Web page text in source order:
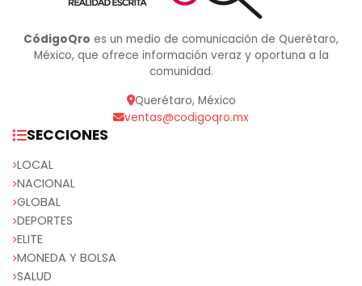
CódigoQro es un medio de comunicación de Querétaro,
México, que ofrece información veraz y oportuna a la
comunidad.
Querétaro, México
ventas@codigoqro.mx
SECCIONES
LOCAL
NACIONAL
GLOBAL
DEPORTES
ELITE
MONEDA Y BOLSA
SALUD